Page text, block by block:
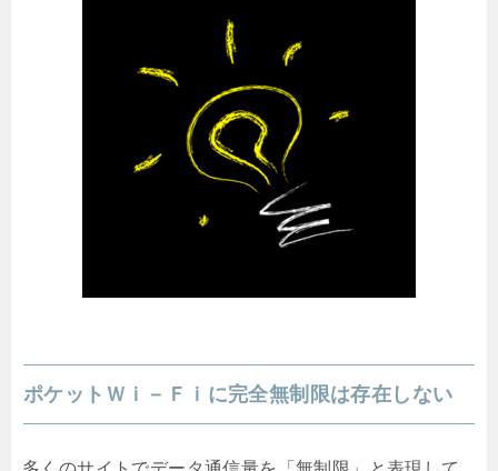
ポケットＷｉ－Ｆｉに完全無制限は存在しない